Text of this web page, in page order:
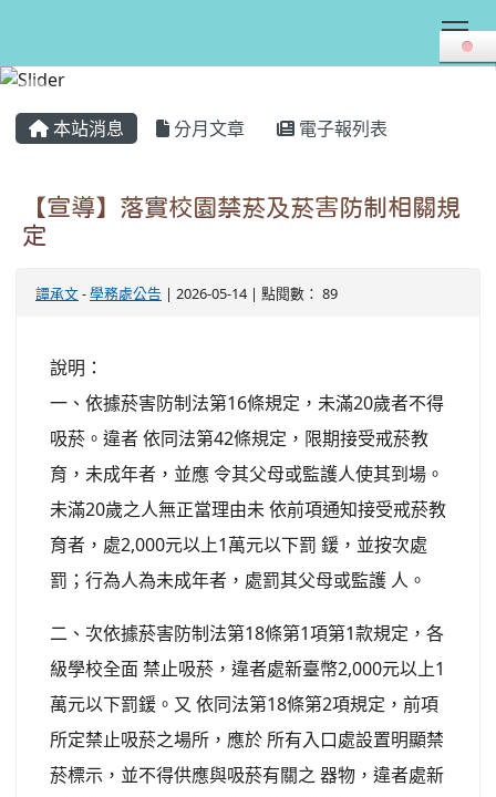
本站消息 分月文章 電子報列表
【宣導】落實校園禁菸及菸害防制相關規
定
譚承文-學務處公告 | 2026-05-14 | 點閱數： 89
說明：
一、依據菸害防制法第16條規定，未滿20歲者不得
吸菸。違者 依同法第42條規定，限期接受戒菸教
育，未成年者，並應 令其父母或監護人使其到場。
未滿20歲之人無正當理由未 依前項通知接受戒菸教
育者，處2,000元以上1萬元以下罰 鍰，並按次處
罰；行為人為未成年者，處罰其父母或監護 人。
二、次依據菸害防制法第18條第1項第1款規定，各
級學校全面 禁止吸菸，違者處新臺幣2,000元以上1
萬元以下罰鍰。又 依同法第18條第2項規定，前項
所定禁止吸菸之場所，應於 所有入口處設置明顯禁
菸標示，並不得供應與吸菸有關之 器物，違者處新